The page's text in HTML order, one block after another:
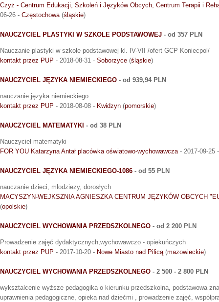
Czyż - Centrum Edukacji, Szkoleń i Języków Obcych, Centrum Terapii i
06-26 - Częstochowa(śląskie)
NAUCZYCIEL PLASTYKI W SZKOLE PODSTAWOWEJ - od 357 PLN
Nauczanie plastyki w szkole podstawowej kl. IV-VII /ofert GCP Koniecpol/
kontakt przez PUP - 2018-08-31 - Soborzyce (śląskie)
NAUCZYCIEL JĘZYKA NIEMIECKIEGO - od 939,94 PLN
nauczanie języka niemieckiego
kontakt przez PUP - 2018-08-08 - Kwidzyn (pomorskie)
NAUCZYCIEL MATEMATYKI - od 38 PLN
Nauczyciel matematyki
FOR YOU Katarzyna Antał placówka oświatowo-wychowawcza- 2017-09-25
NAUCZYCIEL JĘZYKA NIEMIECKIEGO-1086 - od 55 PLN
nauczanie dzieci, młodziezy, dorosłych
MACYSZYN-WEJKSZNIA AGNIESZKA CENTRUM JĘZYKÓW OBCYCH
(opolskie)
NAUCZYCIEL WYCHOWANIA PRZEDSZKOLNEGO - od 2 200 PLN
Prowadzenie zajęć dydaktycznych,wychowawczo - opiekuńczych
kontakt przez PUP - 2017-10-20 - Nowe Miasto nad Pilicą(mazowieckie)
NAUCZYCIEL WYCHOWANIA PRZEDSZKOLNEGO - 2 500 - 2 800 PLN
wyksztalcenie wyższe pedagogika o kierunku przedszkolna, podstawowa
uprawnienia pedagogiczne, opieka nad dziećmi , prowadzenie zajęć,